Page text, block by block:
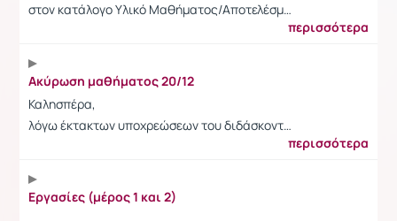
στον κατάλογο Υλικό Μαθήματος/Αποτελέσμ…
περισσότερα
Ακύρωση μαθήματος 20/12
Καλησπέρα,
λόγω έκτακτων υποχρεώσεων του διδάσκοντ…
περισσότερα
Εργασίες (μέρος 1 και 2)